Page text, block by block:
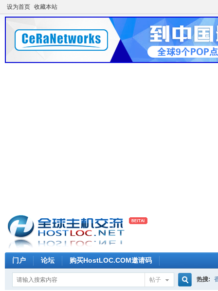
设为首页 收藏本站
门户 论坛 购买HostLOC.COM邀请码
帖子 热搜: